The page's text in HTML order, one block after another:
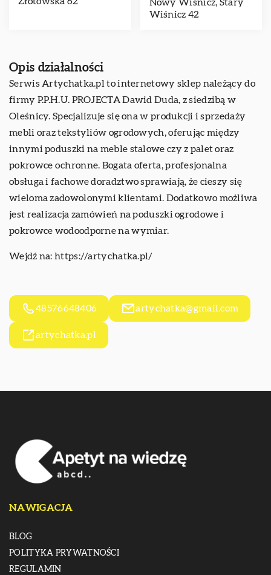
Nowy Wiśnicz, Stary
Wiśnicz 42
Opis działalności
Serwis Artychatka.pl to internetowy sklep należący do
firmy P.P.H.U. PROJECTA Dawid Duda, z siedzibą w
Oleśnicy. Specjalizuje się ona w produkcji i sprzedaży
mebli oraz tekstyliów ogrodowych, oferując między
innymi poduszki na meble stalowe czy z palet oraz
pokrowce ochronne. Bogata oferta, profesjonalna
obsługa i fachowe doradztwo sprawiają, że cieszy się
wieloma zadowolonymi klientami. Dodatkowo możliwa
jest realizacja zamówień na poduszki ogrodowe i
pokrowce wodoodporne na wymiar.
Wejdź na: https://artychatka.pl/
48576648406 artychatka@gmail.com
artychatka.pl
NAWIGACJA
BLOG
POLITYKA PRYWATNOŚCI
REGULAMIN